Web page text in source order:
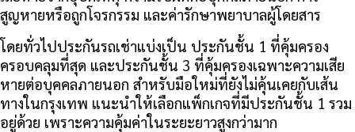
สูญหายหรือถูกโจรกรรม และค่ารักษาพยาบาลผู้โดยสาร
โดยทั่วไปประกันรถเช่าแบ่งเป็น ประกันชั้น 1 ที่คุ้มครอง
ครอบคลุมที่สุด และประกันชั้น 3 ที่คุ้มครองเฉพาะความเสีย
หายต่อบุคคลภายนอก สำหรับมือใหม่ที่ยังไม่คุ้นเคยกับเส้น
ทางในกรุงเทพ แนะนำให้เลือกแพ็กเกจที่มีประกันชั้น 1 รวม
อยู่ด้วย เพราะความคุ้มค่าในระยะยาวสูงกว่ามาก